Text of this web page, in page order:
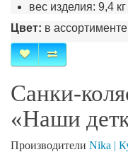
вес изделия: 9,4 кг
Цвет: в ассортименте
Санки-
«Наши
Производители Nika |